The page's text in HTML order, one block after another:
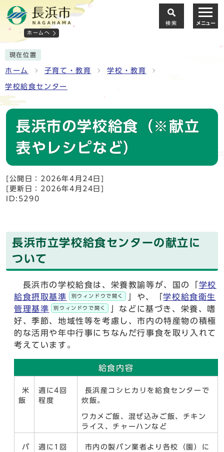
ホームへ
検索 メニュー
現在位置
ホーム 子育て・教育 学校・教育
学校給食センター
長浜市の学校給食（※献立
表やレシピなど）
[公開日：2026年4月24日]
[更新日：2026年4月24日]
ID:5290
長浜市立学校給食センターの献立に
ついて
長浜市の学校給食は、栄養教諭等が、国の「 学校
給食摂取基準
別ウィンドウで開く 」や、「学校給食衛生
管理基準
別ウィンドウで開く
」などに基づき、栄養、嗜
好、季節、地域性等を考慮し、市内の特産物の積極
的な活用や年中行事にちなんだ行事食を取り入れて
考えています。
給食内容
米
飯
週に4回
程度
長浜産コシヒカリを給食センターで
炊飯。
ワカメご飯、混ぜ込みご飯、チキン
ライス、チャーハンなど
パ
週に1回
市内の製パン業者より各校（園）に